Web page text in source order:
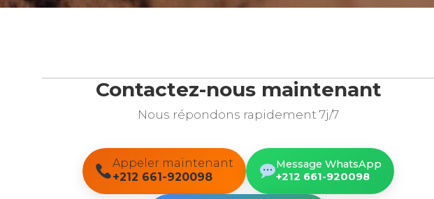
Contactez-nous maintenant
Nous répondons rapidement 7j/7
Appeler maintenant
+212 661-920098
Message WhatsApp
+212 661-920098